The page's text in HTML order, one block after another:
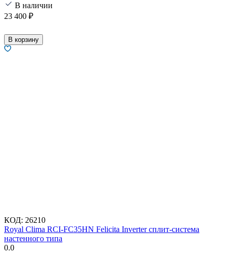
В наличии
23 400 ₽
В корзину
КОД: 26210
Royal Clima RCI-FC35HN Felicita Inverter сплит-система
настенного типа
0.0